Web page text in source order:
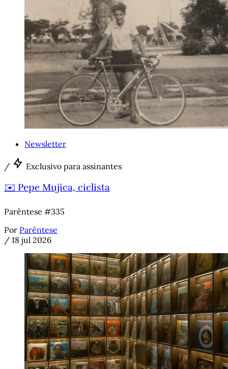
Newsletter
/ Exclusivo para assinantes
✉️ Pepe Mujica, ciclista
Parêntese #335
Por Parêntese
/ 18 jul 2026